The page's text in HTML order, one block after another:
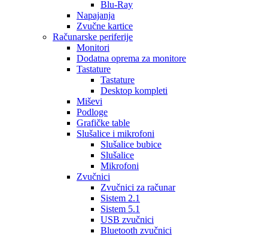
Blu-Ray
Napajanja
Zvučne kartice
Računarske periferije
Monitori
Dodatna oprema za monitore
Tastature
Tastature
Desktop kompleti
Miševi
Podloge
Grafičke table
Slušalice i mikrofoni
Slušalice bubice
Slušalice
Mikrofoni
Zvučnici
Zvučnici za računar
Sistem 2.1
Sistem 5.1
USB zvučnici
Bluetooth zvučnici